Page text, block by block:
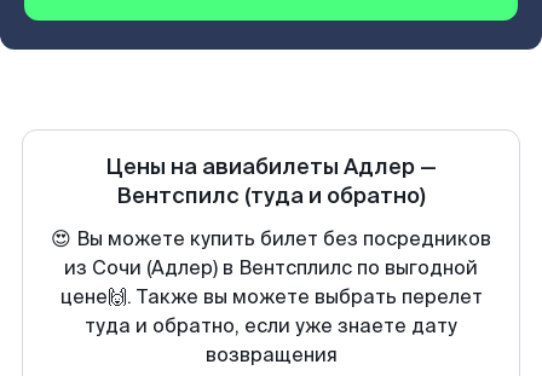
Цены на авиабилеты Адлер —
Вентспилс (туда и обратно)
😍 Вы можете купить билет без посредников
из Сочи (Адлер) в Вентсплилс по выгодной
цене🙌. Также вы можете выбрать перелет
туда и обратно, если уже знаете дату
возвращения